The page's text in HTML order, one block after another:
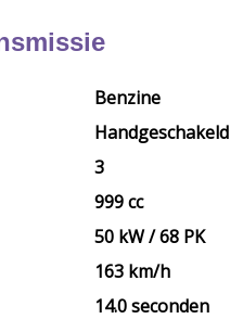
Benzine
Handgeschakeld
3
999 cc
50 kW / 68 PK
163 km/h
14.0 seconden